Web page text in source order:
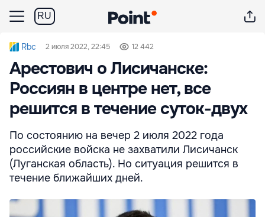
RU
Rbc 2 июля 2022, 22:45 12 442
Арестович о Лисичанске:
Россиян в центре нет, все
решится в течение суток-двух
По состоянию на вечер 2 июля 2022 года
российские войска не захватили Лисичанск
(Луганская область). Но ситуация решится в
течение ближайших дней.